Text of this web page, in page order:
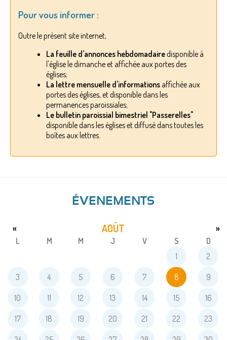
Pour vous informer :
Outre le présent site internet,
La feuille d'annonces hebdomadairedisponible à
l'église le dimanche et affichée aux portes des
églises;
La lettre mensuelle d'informations affichée aux
portes des églises, et disponible dans les
permanences paroissiales;
Le bulletin paroissial bimestriel "Passerelles"
disponible dans les églises et diffusé dans toutes les
boîtes aux lettres.
ÉVENEMENTS
AOÛT
« »
L M M J V S
D
1
2
3 4 5 6 7 8 9
10 11 12 13 14 15 16
17 18 19 20 21 22 23